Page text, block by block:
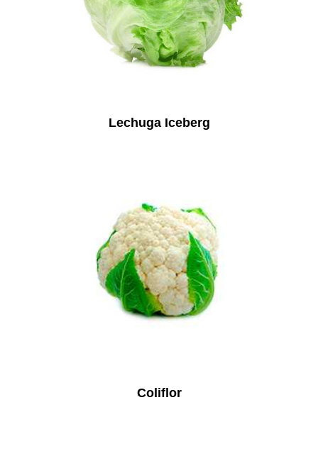
Lechuga Iceberg
Coliflor